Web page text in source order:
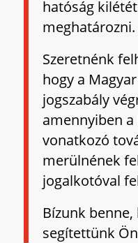
hatóság
meghatározni.
Szeretnénk
hogy a
jogszabály
amennyiben
vonatkozó
merülnének
jogalkotóval
Bízunk
segítettünk